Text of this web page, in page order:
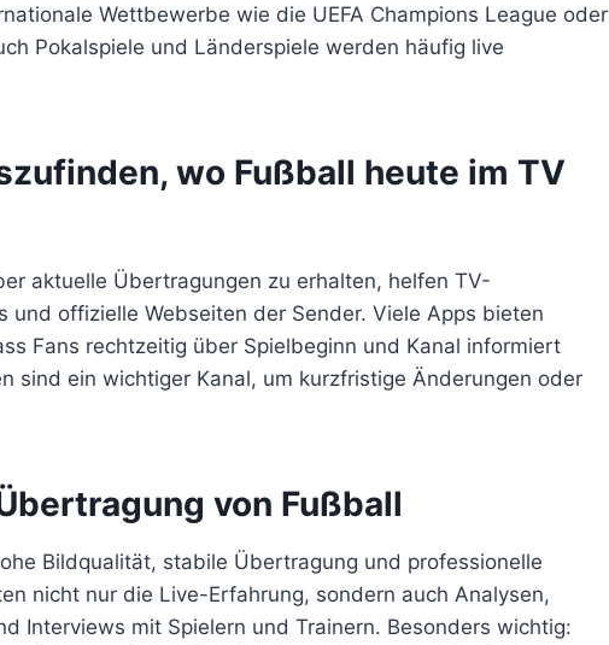
Wettbewerbe wie die UEFA Champions League oder
Pokalspiele und Länderspiele werden häufig live
wo Fußball heute im TV
aktuelle Übertragungen zu erhalten, helfen TV-
und offizielle Webseiten der Sender. Viele Apps bieten
Fans rechtzeitig über Spielbeginn und Kanal informiert
sind ein wichtiger Kanal, um kurzfristige Änderungen oder
von Fußball
Bildqualität, stabile Übertragung und professionelle
nicht nur die Live-Erfahrung, sondern auch Analysen,
Interviews mit Spielern und Trainern. Besonders wichtig: